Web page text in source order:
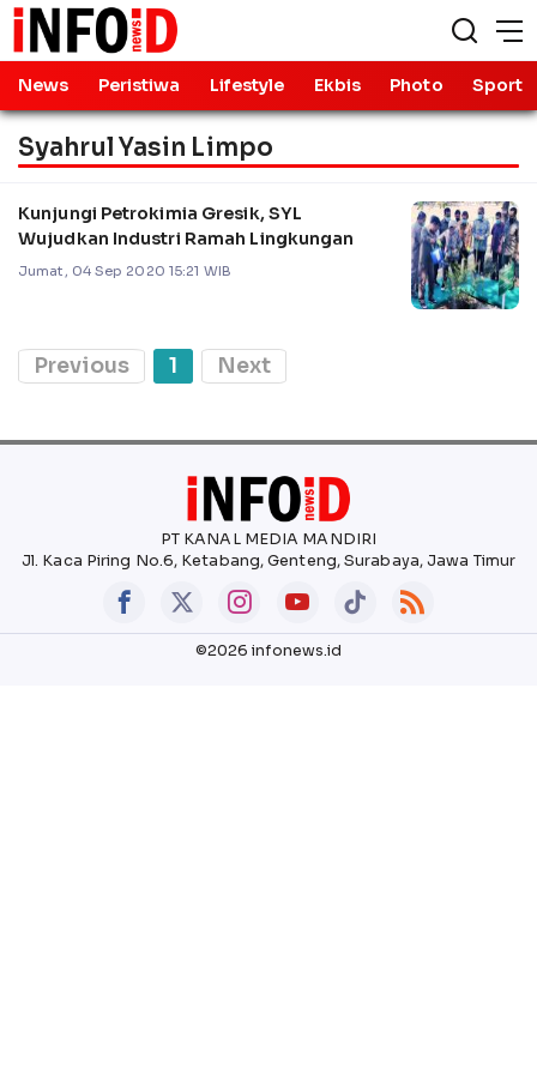
News Peristiwa Lifestyle Ekbis Photo Sport
Syahrul Yasin Limpo
Kunjungi Petrokimia Gresik, SYL
Wujudkan Industri Ramah Lingkungan
Jumat, 04 Sep 2020 15:21 WIB
Previous 1 Next
PT KANAL MEDIA MANDIRI
Jl. Kaca Piring No.6, Ketabang, Genteng, Surabaya, Jawa Timur
©2026 infonews.id